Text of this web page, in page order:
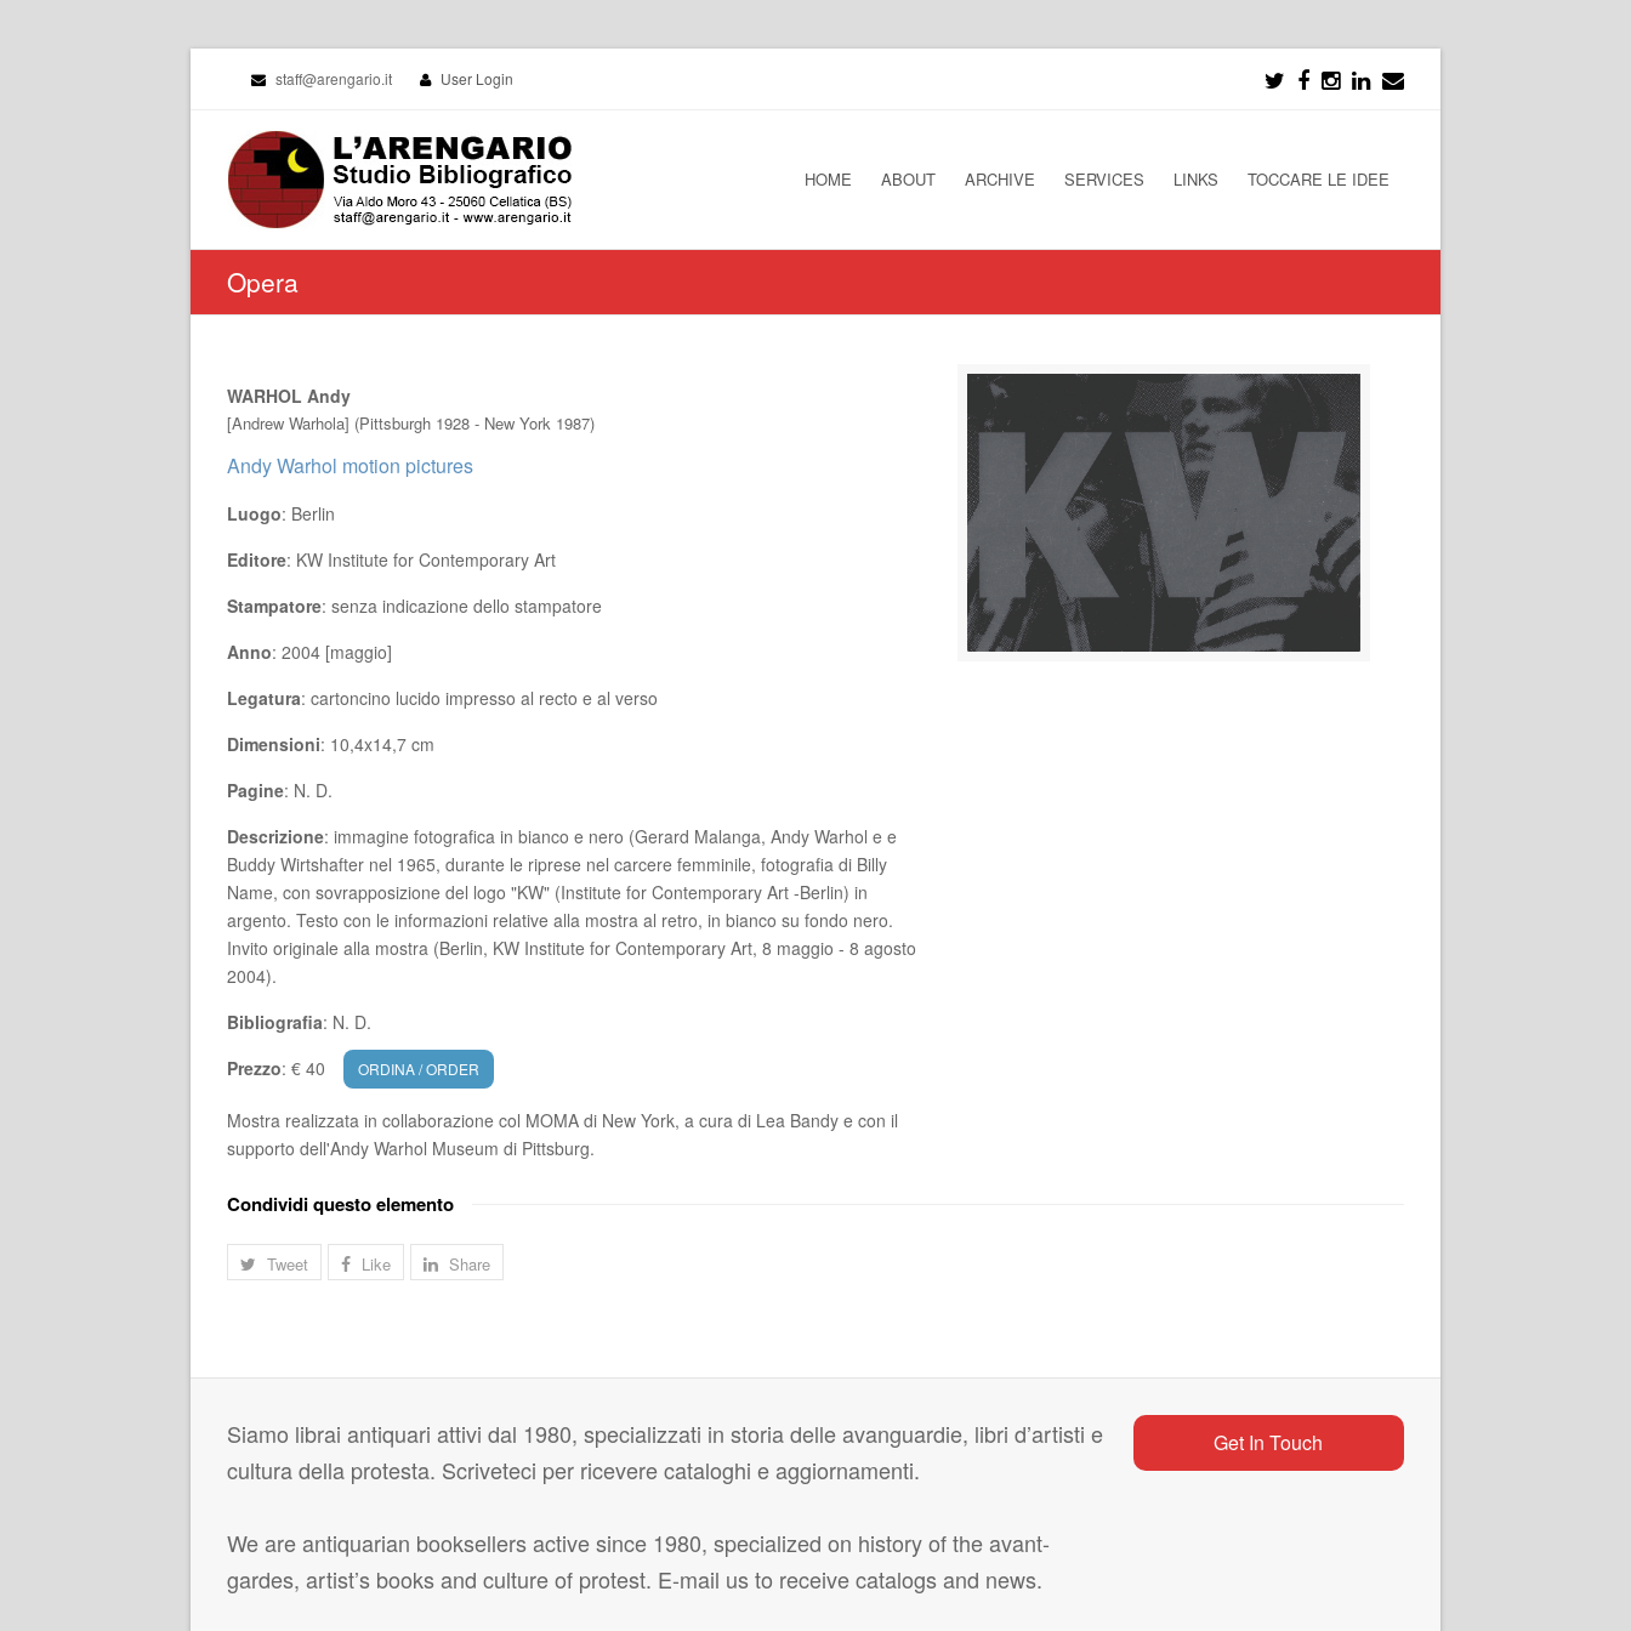
staff@arengario.it User Login
HOME ABOUT ARCHIVE SERVICES LINKS TOCCARE LE IDEE
Opera
WARHOL Andy
[Andrew Warhola] (Pittsburgh 1928 - New York 1987)
Andy Warhol motion pictures
Luogo: Berlin
Editore: KW Institute for Contemporary Art
Stampatore: senza indicazione dello stampatore
Anno: 2004 [maggio]
Legatura: cartoncino lucido impresso al recto e al verso
Dimensioni: 10,4x14,7 cm
Pagine: N. D.
Descrizione: immagine fotografica in bianco e nero (Gerard Malanga, Andy Warhol e e
Buddy Wirtshafter nel 1965, durante le riprese nel carcere femminile, fotografia di Billy
Name, con sovrapposizione del logo "KW" (Institute for Contemporary Art -Berlin) in
argento. Testo con le informazioni relative alla mostra al retro, in bianco su fondo nero.
Invito originale alla mostra (Berlin, KW Institute for Contemporary Art, 8 maggio - 8 agosto
2004).
Bibliografia: N. D.
Prezzo: € 40 ORDINA / ORDER
Mostra realizzata in collaborazione col MOMA di New York, a cura di Lea Bandy e con il
supporto dell'Andy Warhol Museum di Pittsburg.
Condividi questo elemento
Tweet Like Share
Siamo librai antiquari attivi dal 1980, specializzati in storia delle avanguardie, libri d’artisti e
cultura della protesta. Scriveteci per ricevere cataloghi e aggiornamenti.
We are antiquarian booksellers active since 1980, specialized on history of the avant-
gardes, artist’s books and culture of protest. E-mail us to receive catalogs and news.
Get In Touch